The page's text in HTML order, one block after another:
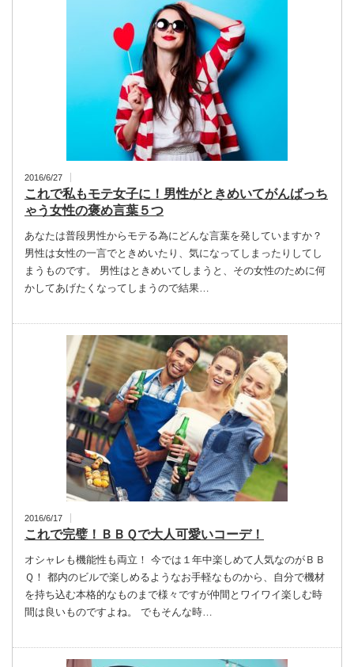
2016/6/27
これで私もモテ女子に！男性がときめいてがんばっち
ゃう女性の褒め言葉５つ
あなたは普段男性からモテる為にどんな言葉を発していますか？
男性は女性の一言でときめいたり、気になってしまったりしてし
まうものです。 男性はときめいてしまうと、その女性のために何
かしてあげたくなってしまうので結果…
2016/6/17
これで完璧！ＢＢＱで大人可愛いコーデ！
オシャレも機能性も両立！ 今では１年中楽しめて人気なのがＢＢ
Ｑ！ 都内のビルで楽しめるようなお手軽なものから、自分で機材
を持ち込む本格的なものまで様々ですが仲間とワイワイ楽しむ時
間は良いものですよね。 でもそんな時…